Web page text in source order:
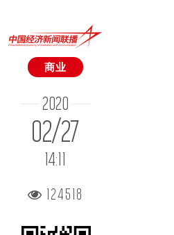
商业
2020
02/27
14:11
124518